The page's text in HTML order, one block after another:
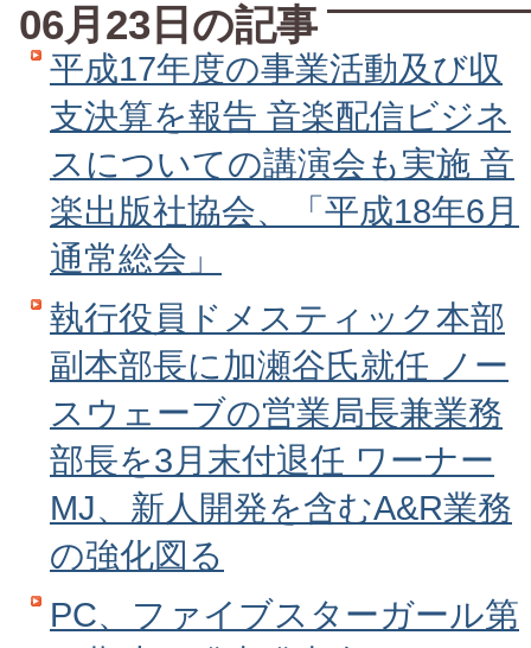
06月23日の記事
平成17年度の事業活動及び収
支決算を報告 音楽配信ビジネ
スについての講演会も実施 音
楽出版社協会、「平成18年6月
通常総会」
執行役員ドメスティック本部
副本部長に加瀬谷氏就任 ノー
スウェーブの営業局長兼業務
部長を3月末付退任 ワーナー
MJ、新人開発を含むA&R業務
の強化図る
PC、ファイブスターガール第